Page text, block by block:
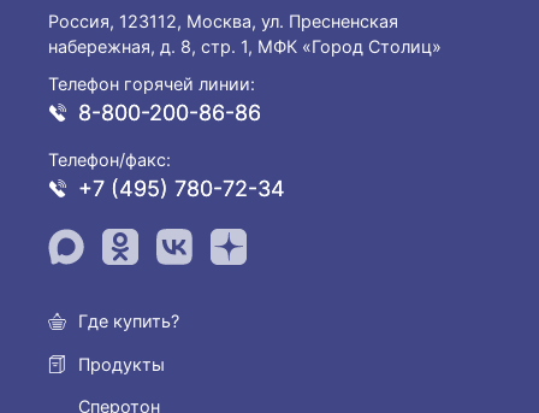
Россия, 123112, Москва, ул. Пресненская
набережная, д. 8, стр. 1, МФК «Город Столиц»
Телефон горячей линии:
8-800-200-86-86
Телефон/факс:
+7 (495) 780-72-34
Где купить?
Продукты
Сперотон